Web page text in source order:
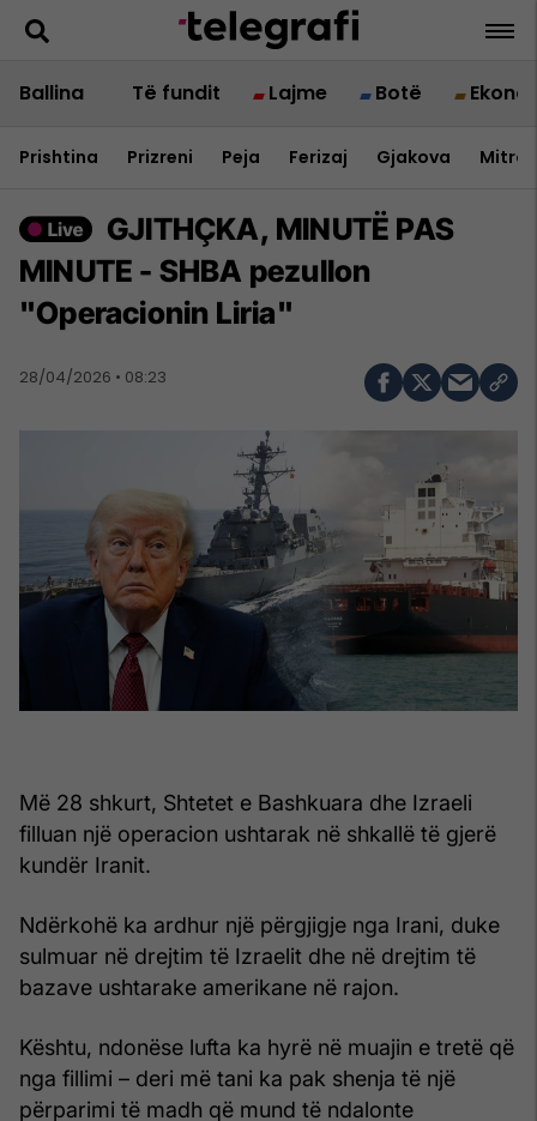
Ballina Të fundit Lajme Botë
Prishtina Prizreni Peja Ferizaj Gjakova
GJITHÇKA, MINUTË PAS
MINUTE - SHBA pezullon
"Operacionin Liria"
28/04/2026 • 08:23
Më 28 shkurt, Shtetet e Bashkuara dhe Izraeli
filluan një operacion ushtarak në shkallë të gjerë
kundër Iranit.
Ndërkohë ka ardhur një përgjigje nga Irani, duke
sulmuar në drejtim të Izraelit dhe në drejtim të
bazave ushtarake amerikane në rajon.
Kështu, ndonëse lufta ka hyrë në muajin e tretë që
nga fillimi – deri më tani ka pak shenja të një
përparimi të madh që mund të ndalonte